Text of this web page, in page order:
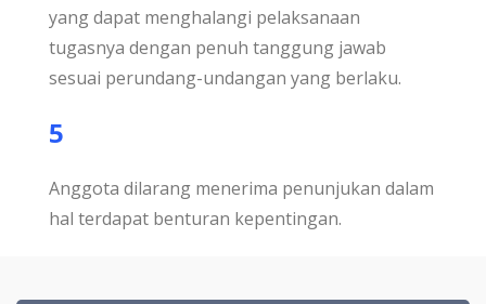
yang dapat menghalangi pelaksanaan
tugasnya dengan penuh tanggung jawab
sesuai perundang-undangan yang berlaku.
5
Anggota dilarang menerima penunjukan dalam
hal terdapat benturan kepentingan.